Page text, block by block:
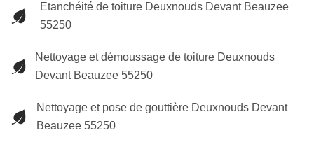
Etanchéité de toiture Deuxnouds Devant Beauzee
55250
Nettoyage et démoussage de toiture Deuxnouds
Devant Beauzee 55250
Nettoyage et pose de gouttière Deuxnouds Devant
Beauzee 55250